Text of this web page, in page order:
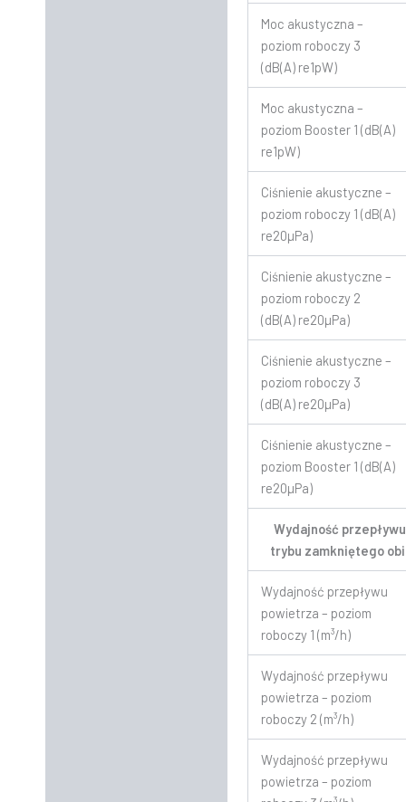
Moc akustyczna –
poziom roboczy 3
(dB(A) re1pW)
Moc akustyczna –
poziom Booster 1 (dB(A)
re1pW)
Ciśnienie akustyczne –
poziom roboczy 1 (dB(A)
re20µPa)
Ciśnienie akustyczne –
poziom roboczy 2
(dB(A) re20µPa)
Ciśnienie akustyczne –
poziom roboczy 3
(dB(A) re20µPa)
Ciśnienie akustyczne –
poziom Booster 1 (dB(A)
re20µPa)
Wydajność
trybu zamkniętego
Wydajność przepływu
powietrza – poziom
roboczy 1 (m³/h)
Wydajność przepływu
powietrza – poziom
roboczy 2 (m³/h)
Wydajność przepływu
powietrza – poziom